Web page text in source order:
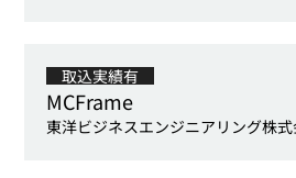
取込実績有
MCFrame
東洋ビジネスエンジニアリング株